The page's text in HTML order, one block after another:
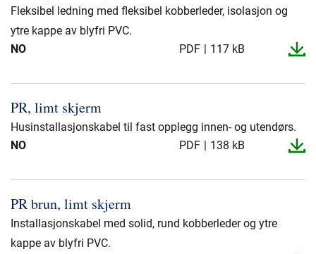
Fleksibel ledning med fleksibel kobberleder, isolasjon og
ytre kappe av blyfri PVC.
NO
PDF 117 kB
PR, limt skjerm
Husinstallasjonskabel til fast opplegg innen- og utendørs.
NO
PDF 138 kB
PR brun, limt skjerm
Installasjonskabel med solid, rund kobberleder og ytre
kappe av blyfri PVC.